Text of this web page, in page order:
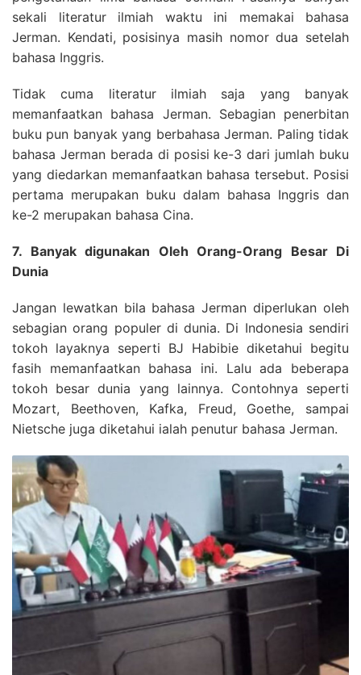
sekali literatur ilmiah waktu ini memakai bahasa
Jerman. Kendati, posisinya masih nomor dua setelah
bahasa Inggris.
Tidak cuma literatur ilmiah saja yang banyak
memanfaatkan bahasa Jerman. Sebagian penerbitan
buku pun banyak yang berbahasa Jerman. Paling tidak
bahasa Jerman berada di posisi ke-3 dari jumlah buku
yang diedarkan memanfaatkan bahasa tersebut. Posisi
pertama merupakan buku dalam bahasa Inggris dan
ke-2 merupakan bahasa Cina.
7. Banyak digunakan Oleh Orang-Orang Besar Di
Dunia
Jangan lewatkan bila bahasa Jerman diperlukan oleh
sebagian orang populer di dunia. Di Indonesia sendiri
tokoh layaknya seperti BJ Habibie diketahui begitu
fasih memanfaatkan bahasa ini. Lalu ada beberapa
tokoh besar dunia yang lainnya. Contohnya seperti
Mozart, Beethoven, Kafka, Freud, Goethe, sampai
Nietsche juga diketahui ialah penutur bahasa Jerman.